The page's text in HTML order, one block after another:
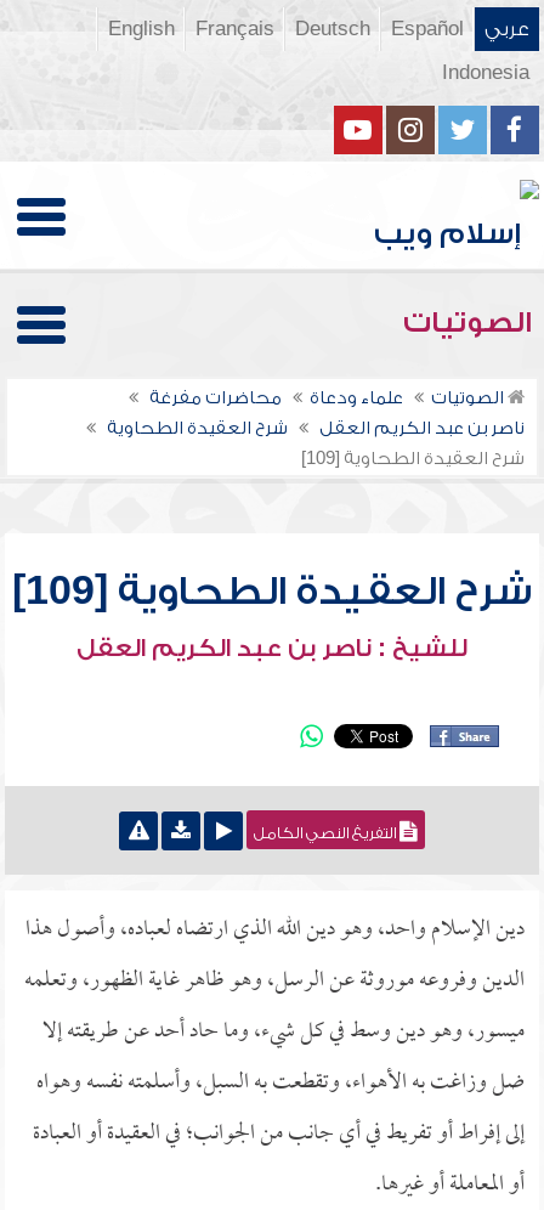
عربي Español
Deutsch
Français
English
Indonesia
الصوتيات
الصوتيات علماء ودعاة
محاضرات مفرغة
ناصر بن عبد الكريم العقل
شرح العقيدة الطحاوية
شرح العقيدة الطحاوية [109]
شرح العقيدة الطحاوية [109]
للشيخ : ناصر بن عبد الكريم العقل
التفريغ النصي الكامل
دين الإسلام واحد، وهو دين الله الذي ارتضاه لعباده، وأصول هذا
الدين وفروعه موروثة عن الرسل، وهو ظاهر غاية الظهور، وتعلمه
ميسور، وهو دين وسط في كل شيء، وما حاد أحد عن طريقته إلا
ضل وزاغت به الأهواء، وتقطعت به السبل، وأسلمته نفسه وهواه
إلى إفراط أو تفريط في أي جانب من الجوانب؛ في العقيدة أو العبادة
أو المعاملة أو غيرها.